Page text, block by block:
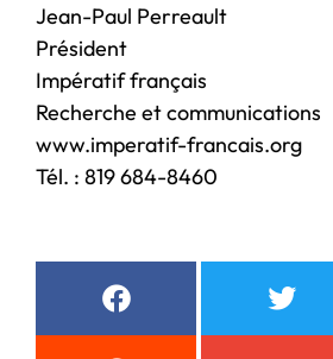
Jean-Paul Perreault
Président
Impératif français
Recherche et communications
www.imperatif-francais.org
Tél. : 819 684-8460